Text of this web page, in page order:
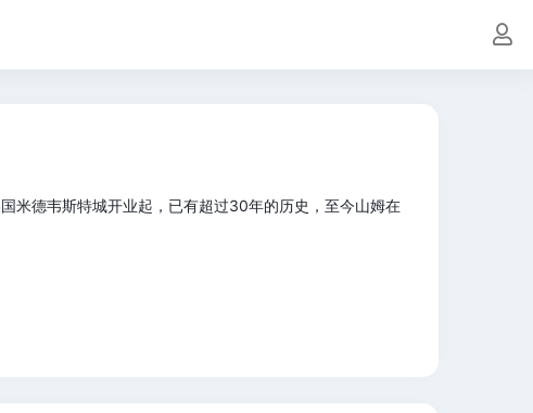
米德韦斯特城开业起，已有超过30年的历史，至今山姆在